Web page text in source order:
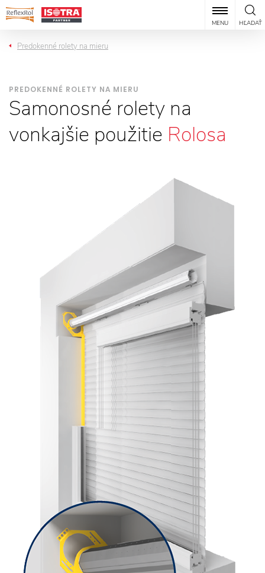
HĽADAŤ
MENU
Predokenné rolety na mieru
PREDOKENNÉ ROLETY NA MIERU
Samonosné rolety na
vonkajšie použitie Rolosa